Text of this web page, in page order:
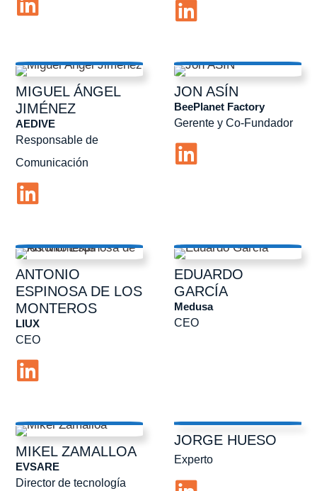
MIGUEL ÁNGEL
JIMÉNEZ
Responsable de
Comunicación
AEDIVE
JON ASÍN
Gerente y Co-Fundador
BeePlanet Factory
ANTONIO
ESPINOSA DE LOS
MONTEROS
CEO
LIUX
EDUARDO
GARCÍA
CEO
Medusa
MIKELZAMALLOA
Director de tecnología
EVSARE
JORGE HUESO
Experto